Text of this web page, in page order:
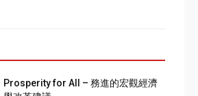
Prosperity for All – 務進的宏觀經濟